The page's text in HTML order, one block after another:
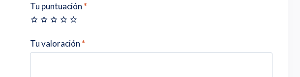
Tu puntuación *
Tu valoración *